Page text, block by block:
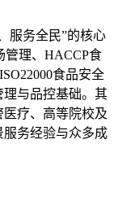
服务全民”的核心
管理、HACCP食
食品安全
与品控基础。其
疗、高等院校及
务经验与众多成